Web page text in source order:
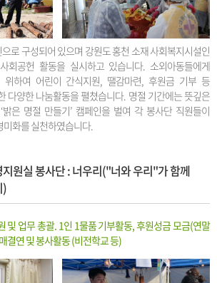
로 구성되어 있으며 강원도 홍천 소재 사회복지시설인
회공헌 활동을 실시하고 있습니다. 소외아동들에게
위하여 어린이 간식지원, 땔감마련, 후원금 기부 등
다양한 나눔활동을 펼쳤습니다. 명절 기간에는 뜻깊은
은 명절 만들기’ 캠페인을 벌여 각 봉사단 직원들이
화를 실천하였습니다.
원실 봉사단 : 너우리("너와 우리"가 함께
)
및 업무 총괄. 1인 1물품 기부활동, 후원성금 모금(연말
결연 및 봉사활동 (비전학교 등)